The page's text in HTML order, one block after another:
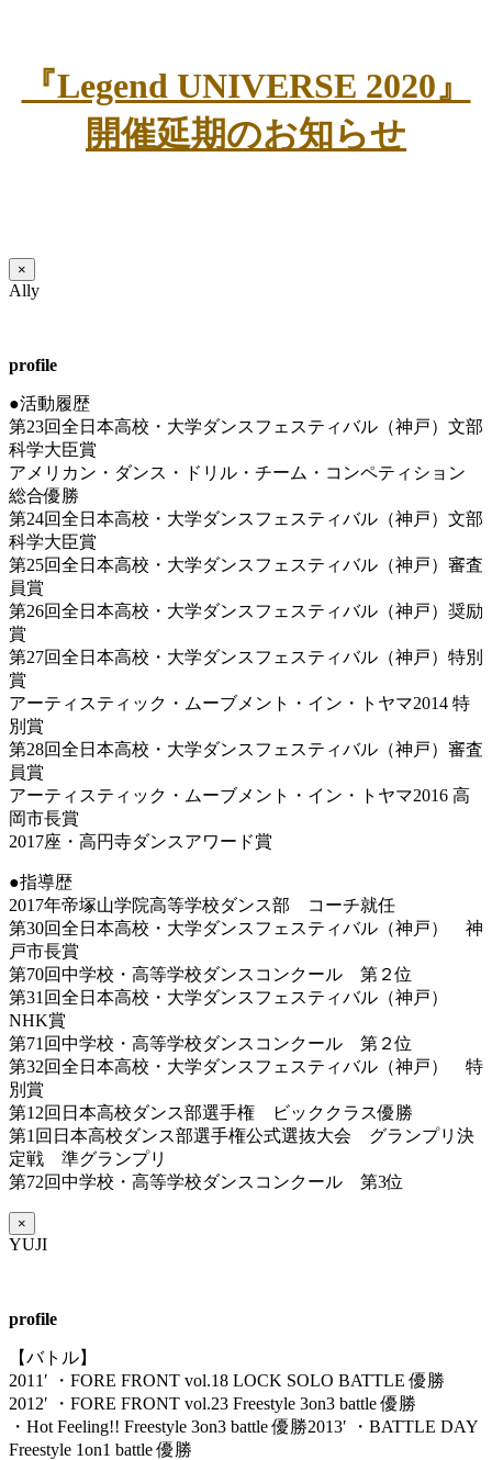
『Legend UNIVERSE 2020』
開催延期のお知らせ
×
Ally
profile
●活動履歴
第23回全日本高校・大学ダンスフェスティバル（神戸）文部
科学大臣賞
アメリカン・ダンス・ドリル・チーム・コンペティション
総合優勝
第24回全日本高校・大学ダンスフェスティバル（神戸）文部
科学大臣賞
第25回全日本高校・大学ダンスフェスティバル（神戸）審査
員賞
第26回全日本高校・大学ダンスフェスティバル（神戸）奨励
賞
第27回全日本高校・大学ダンスフェスティバル（神戸）特別
賞
アーティスティック・ムーブメント・イン・トヤマ2014 特
別賞
第28回全日本高校・大学ダンスフェスティバル（神戸）審査
員賞
アーティスティック・ムーブメント・イン・トヤマ2016 高
岡市長賞
2017座・高円寺ダンスアワード賞
●指導歴
2017年帝塚山学院高等学校ダンス部 コーチ就任
第30回全日本高校・大学ダンスフェスティバル（神戸） 神
戸市長賞
第70回中学校・高等学校ダンスコンクール 第２位
第31回全日本高校・大学ダンスフェスティバル（神戸）
NHK賞
第71回中学校・高等学校ダンスコンクール 第２位
第32回全日本高校・大学ダンスフェスティバル（神戸） 特
別賞
第12回日本高校ダンス部選手権 ビッククラス優勝
第1回日本高校ダンス部選手権公式選抜大会 グランプリ決
定戦 準グランプリ
第72回中学校・高等学校ダンスコンクール 第3位
×
YUJI
profile
【バトル】
2011′ ・FORE FRONT vol.18 LOCK SOLO BATTLE 優勝
2012′ ・FORE FRONT vol.23 Freestyle 3on3 battle 優勝
・Hot Feeling!! Freestyle 3on3 battle 優勝2013′ ・BATTLE DAY
Freestyle 1on1 battle 優勝